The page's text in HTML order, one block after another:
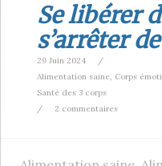
Se libérer
s’arrêter
29 Juin 2024
/
Alimentation saine, Corps
Santé des 3 corps
/
2 commentaires